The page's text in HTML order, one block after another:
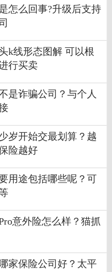
怎么回事?升级后支持
k线形态图解 可以根
行买卖
是诈骗公司？与个人
岁开始交最划算？越
险越好
用途包括哪些呢？可
意外险怎么样？猫抓
家保险公司好？太平